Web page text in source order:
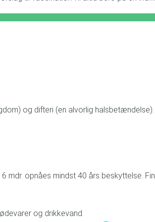
og difteri (en alvorlig halsbetændelse).
mdr. opnåes mindst 40 års beskyttelse.
og drikkevand.